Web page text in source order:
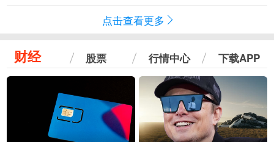
点击查看更多
财经 股票 行情中心 下载APP